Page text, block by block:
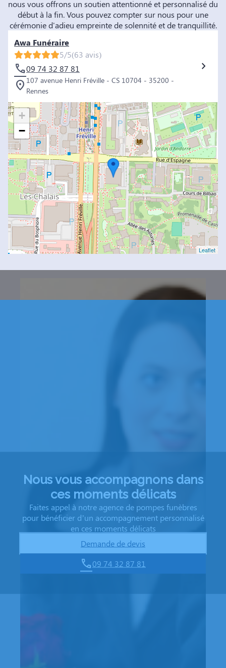
nous vous offrons un soutien attentionné et personnalisé du
début à la fin. Vous pouvez compter sur nous pour une
cérémonie d'adieu empreinte de solennité et de tranquillité.
Awa Funéraire
5/5(63 avis)
09 74 32 87 81
107 avenue Henri Fréville - CS 10704 - 35200 -
Rennes
+
−
Leaflet
Nous vous accompagnons dans
ces moments délicats
Faites appel à notre agence de pompes funèbres
pour bénéficier d’un accompagnement personnalisé
en ces moments délicats
Demande de devis
09 74 32 87 81